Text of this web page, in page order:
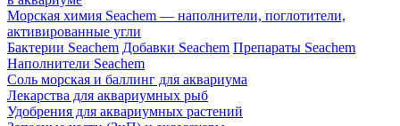
Морская химия Seachem — наполнители, поглотители,
активированные угли
Бактерии Seachem Добавки Seachem Препараты Seachem
Наполнители Seachem
Соль морская и баллинг для аквариума
Лекарства для аквариумных рыб
Удобрения для аквариумных растений